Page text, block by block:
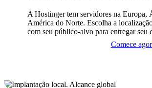
A Hostinger tem servidores na Europa,
América do Norte. Escolha a
com seu público-alvo para entregar seu
Comece